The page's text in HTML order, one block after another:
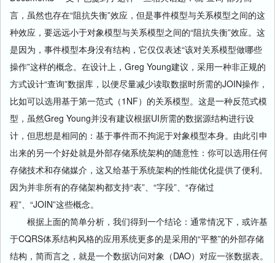
言，虽然也存在“阻抗失衡”效应，但是事件模型与关系模型之间的这
种效应，要远远小于对象模型与关系模型之间的“阻抗失衡”效应。这
是因为，事件模型本身没有结构，它仅仅表述“该对关系模型做哪些
操作”这样的概念。在设计上，Greg Young建议，采用一种非正规的
方式设计“查询”数据库，以便尽量减少读取数据时所需的JOIN操作，
比如可以选用基于第一范式（1NF）的关系模型。这是一种反范式模
型，虽然Greg Young并没有建议根据UI所需的数据源结构进行设
计，但思想是相同的：基于事件而不拘泥于对象模型本身。由此引申
出来的另一个好处就是外部存储系统架构的随意性：你可以选用任何
存储技术和存储媒介，这又给基于系统架构的性能优化提供了便利。
因为并非所有的存储架构都支持“表”、“字段”、“存储过
程”、“JOIN”这些概念。
根据上面的简单分析，我们得到一个结论：通常情况下，或许基
于CQRS体系结构风格的应用系统更多的是采用的“平整”的外部存储
结构，简而言之，就是一个数据访问对象（DAO）对应一张数据表。